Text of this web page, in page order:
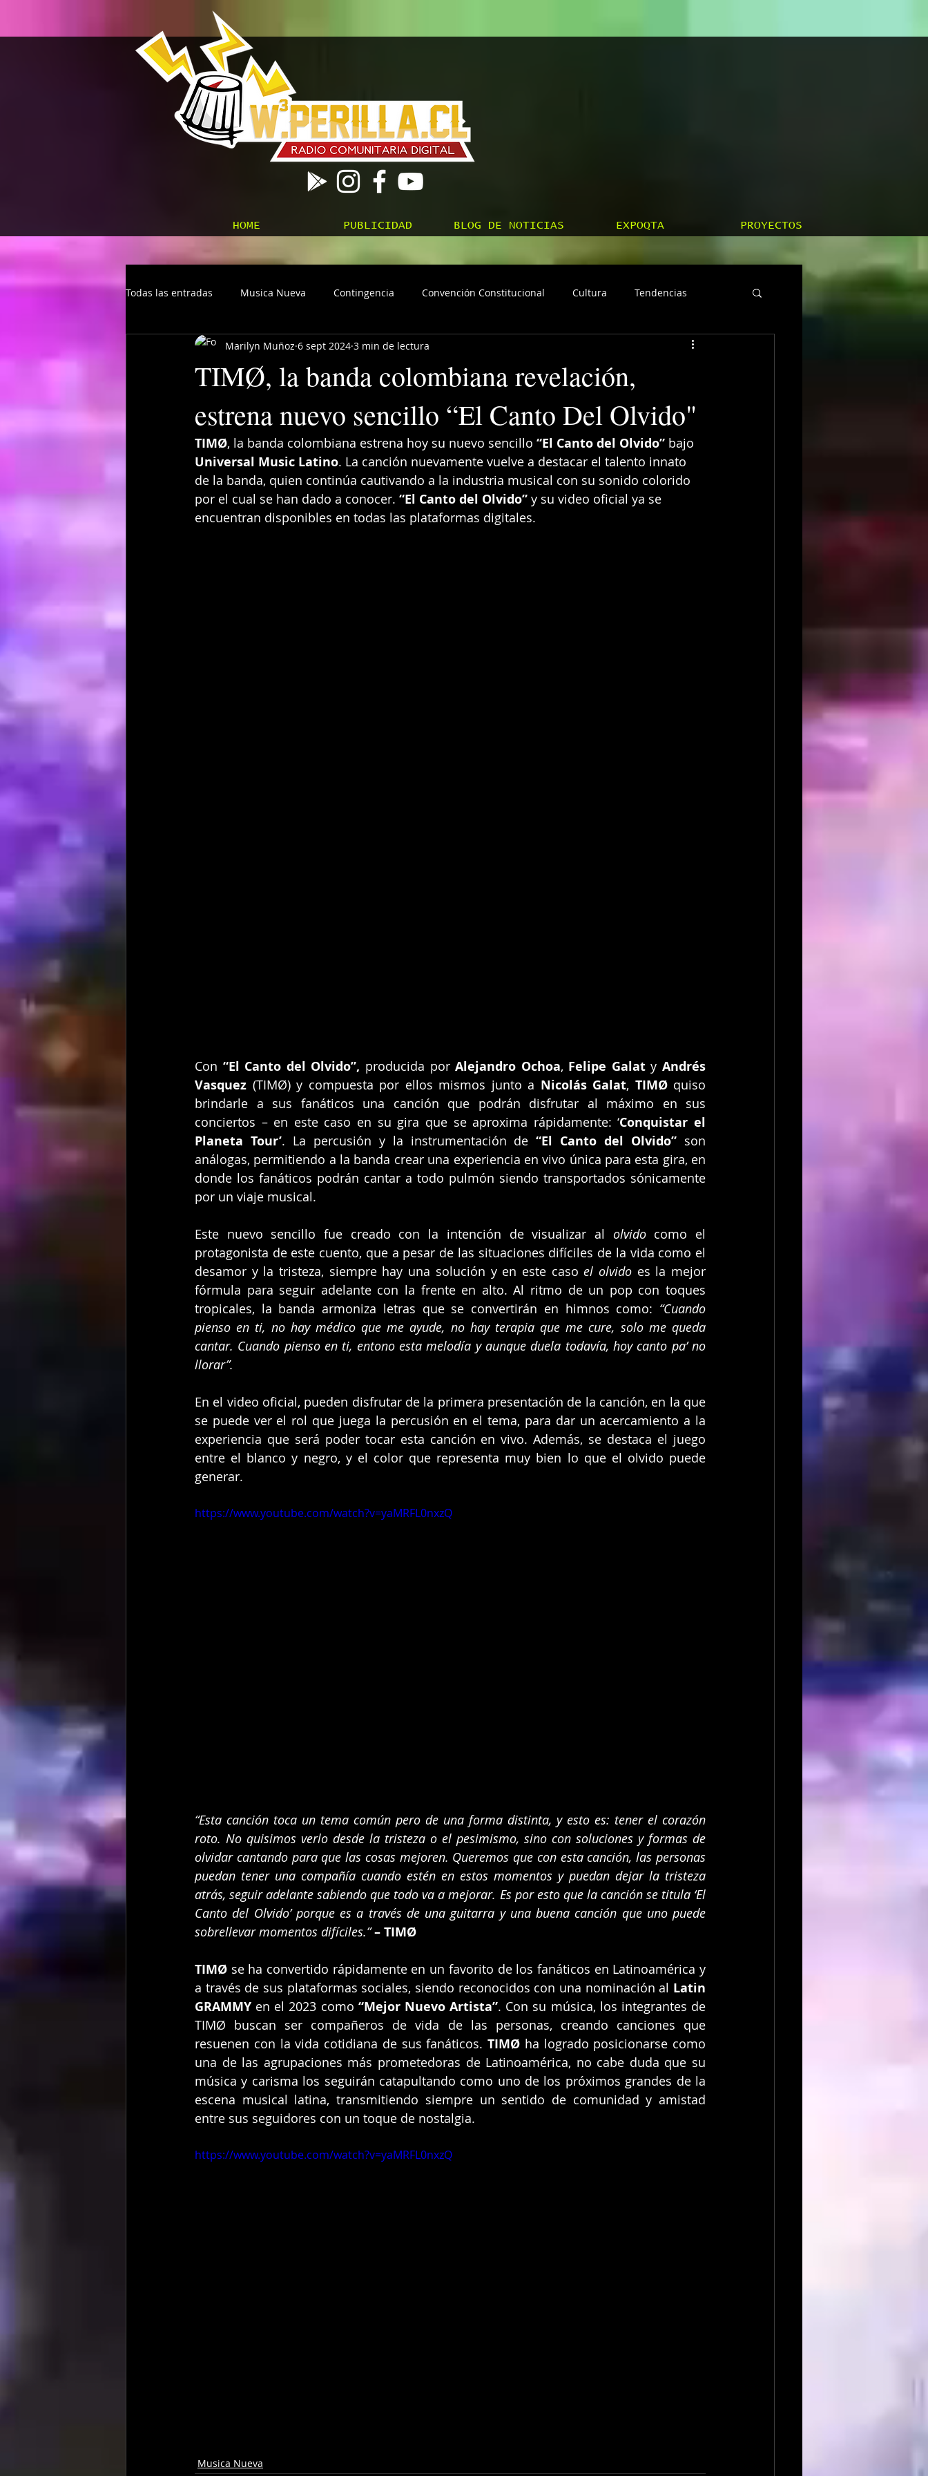
HOME PUBLICIDAD BLOG DE NOTICIAS EXPOQTA PROYECTOS
Todas las entradas Musica Nueva Contingencia Convención Constitucional Cultura Tendencias
TIMØ, la banda colombiana revelación,
estrena nuevo sencillo “El Canto Del Olvido"
Marilyn Muñoz 6 sept 2024 3 min de lectura
TIMØ, la banda colombiana estrena hoy su nuevo sencillo “El Canto del Olvido” bajo
Universal Music Latino. La canción nuevamente vuelve a destacar el talento innato
de la banda, quien continúa cautivando a la industria musical con su sonido colorido
por el cual se han dado a conocer. “El Canto del Olvido” y su video oficial ya se
encuentran disponibles en todas las plataformas digitales.
Con “El Canto del Olvido”, producida por Alejandro Ochoa, Felipe Galat y Andrés
Vasquez (TIMØ) y compuesta por ellos mismos junto a Nicolás Galat, TIMØ quiso
brindarle a sus fanáticos una canción que podrán disfrutar al máximo en sus
conciertos – en este caso en su gira que se aproxima rápidamente: ‘Conquistar el
Planeta Tour’. La percusión y la instrumentación de “El Canto del Olvido” son
análogas, permitiendo a la banda crear una experiencia en vivo única para esta gira, en
donde los fanáticos podrán cantar a todo pulmón siendo transportados sónicamente
por un viaje musical.
Este nuevo sencillo fue creado con la intención de visualizar al olvido como el
protagonista de este cuento, que a pesar de las situaciones difíciles de la vida como el
desamor y la tristeza, siempre hay una solución y en este caso el olvido es la mejor
fórmula para seguir adelante con la frente en alto. Al ritmo de un pop con toques
tropicales, la banda armoniza letras que se convertirán en himnos como: “Cuando
pienso en ti, no hay médico que me ayude, no hay terapia que me cure, solo me queda
cantar. Cuando pienso en ti, entono esta melodía y aunque duela todavía, hoy canto pa’ no
llorar”.
En el video oficial, pueden disfrutar de la primera presentación de la canción, en la que
se puede ver el rol que juega la percusión en el tema, para dar un acercamiento a la
experiencia que será poder tocar esta canción en vivo. Además, se destaca el juego
entre el blanco y negro, y el color que representa muy bien lo que el olvido puede
generar.
https://www.youtube.com/watch?v=yaMRFL0nxzQ
“Esta canción toca un tema común pero de una forma distinta, y esto es: tener el corazón
roto. No quisimos verlo desde la tristeza o el pesimismo, sino con soluciones y formas de
olvidar cantando para que las cosas mejoren. Queremos que con esta canción, las personas
puedan tener una compañía cuando estén en estos momentos y puedan dejar la tristeza
atrás, seguir adelante sabiendo que todo va a mejorar. Es por esto que la canción se titula ‘El
Canto del Olvido’ porque es a través de una guitarra y una buena canción que uno puede
sobrellevar momentos difíciles.” – TIMØ
TIMØ se ha convertido rápidamente en un favorito de los fanáticos en Latinoamérica y
a través de sus plataformas sociales, siendo reconocidos con una nominación al Latin
GRAMMY en el 2023 como “Mejor Nuevo Artista”. Con su música, los integrantes de
TIMØ buscan ser compañeros de vida de las personas, creando canciones que
resuenen con la vida cotidiana de sus fanáticos. TIMØ ha logrado posicionarse como
una de las agrupaciones más prometedoras de Latinoamérica, no cabe duda que su
música y carisma los seguirán catapultando como uno de los próximos grandes de la
escena musical latina, transmitiendo siempre un sentido de comunidad y amistad
entre sus seguidores con un toque de nostalgia.
https://www.youtube.com/watch?v=yaMRFL0nxzQ
Musica Nueva